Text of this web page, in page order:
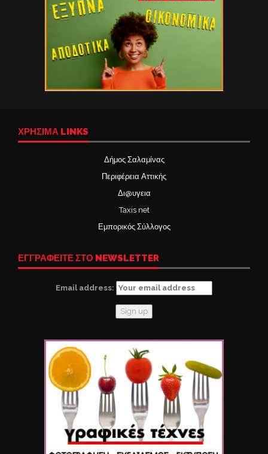
ΧΡΉΣΙΜΑ LINKS
Δήμος Σαλαμίνας
Περιφέρεια Αττικής
Δι@υγεια
Taxis net
Εμπορικός Σύλλογος
ΕΓΓΡΑΦΕΙΤΕ ΣΤΟ NEWSLETTER
Email address: